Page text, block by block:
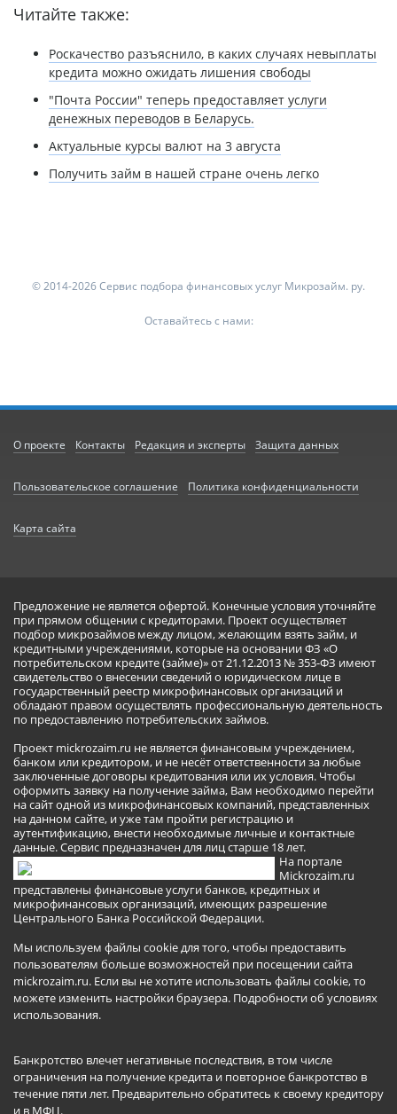
Читайте также:
Роскачество разъяснило, в каких случаях невыплаты
кредита можно ожидать лишения свободы
"Почта России" теперь предоставляет услуги
денежных переводов в Беларусь.
Актуальные курсы валют на 3 августа
Получить займ в нашей стране очень легко
© 2014-2026 Сервис подбора финансовых услуг Микрозайм. ру.
Оставайтесь с нами:
О проекте Контакты Редакция и эксперты Защита данных
Пользовательское соглашение Политика конфиденциальности
Карта сайта
Предложение не является офертой. Конечные условия уточняйте
при прямом общении с кредиторами. Проект осуществляет
подбор микрозаймов между лицом, желающим взять займ, и
кредитными учреждениями, которые на основании ФЗ «О
потребительском кредите (займе)» от 21.12.2013 № 353-ФЗ имеют
свидетельство о внесении сведений о юридическом лице в
государственный реестр микрофинансовых организаций и
обладают правом осуществлять профессиональную деятельность
по предоставлению потребительских займов.
Проект mickrozaim.ru не является финансовым учреждением,
банком или кредитором, и не несёт ответственности за любые
заключенные договоры кредитования или их условия. Чтобы
оформить заявку на получение займа, Вам необходимо перейти
на сайт одной из микрофинансовых компаний, представленных
на данном сайте, и уже там пройти регистрацию и
аутентификацию, внести необходимые личные и контактные
данные. Сервис предназначен для лиц старше 18 лет.
На портале
Mickrozaim.ru
представлены финансовые услуги банков, кредитных и
микрофинансовых организаций, имеющих разрешение
Центрального Банка Российской Федерации.
Мы используем файлы cookie для того, чтобы предоставить
пользователям больше возможностей при посещении сайта
mickrozaim.ru. Если вы не хотите использовать файлы cookie, то
можете изменить настройки браузера. Подробности об условиях
использования.
Банкротство влечет негативные последствия, в том числе
ограничения на получение кредита и повторное банкротство в
течение пяти лет. Предварительно обратитесь к своему кредитору
и в МФЦ.